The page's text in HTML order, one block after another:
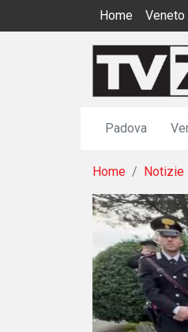
Home Veneto
Padova
Home Notizie